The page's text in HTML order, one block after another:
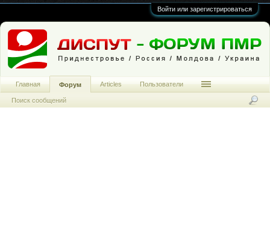
Войти или зарегистрироваться
Главная Форум
Поиск сообщений
Articles Пользователи